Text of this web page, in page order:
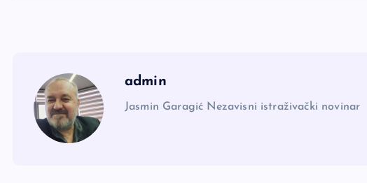
admin
Jasmin Garagić Nezavisni istraživački novinar